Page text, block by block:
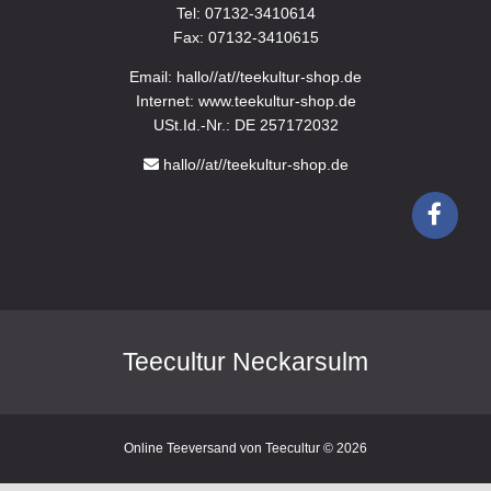
Tel: 07132-3410614
Fax: 07132-3410615
Email: hallo//at//teekultur-shop.de
Internet: www.teekultur-shop.de
USt.Id.-Nr.: DE 257172032
hallo//at//teekultur-shop.de
Teecultur Neckarsulm
Online Teeversand von Teecultur © 2026